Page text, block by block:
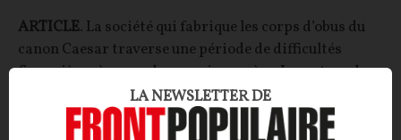
ARTICLE. La société qui fabrique les corps d’obus du
canon Caesar traverse une période de difficultés
financières à cause de sa maison mère. Le secteur des
PME de l'industrie de défense reste très fragile,
malgré l’augmentation des crédits du budget des
LA NEWSLETTER DE